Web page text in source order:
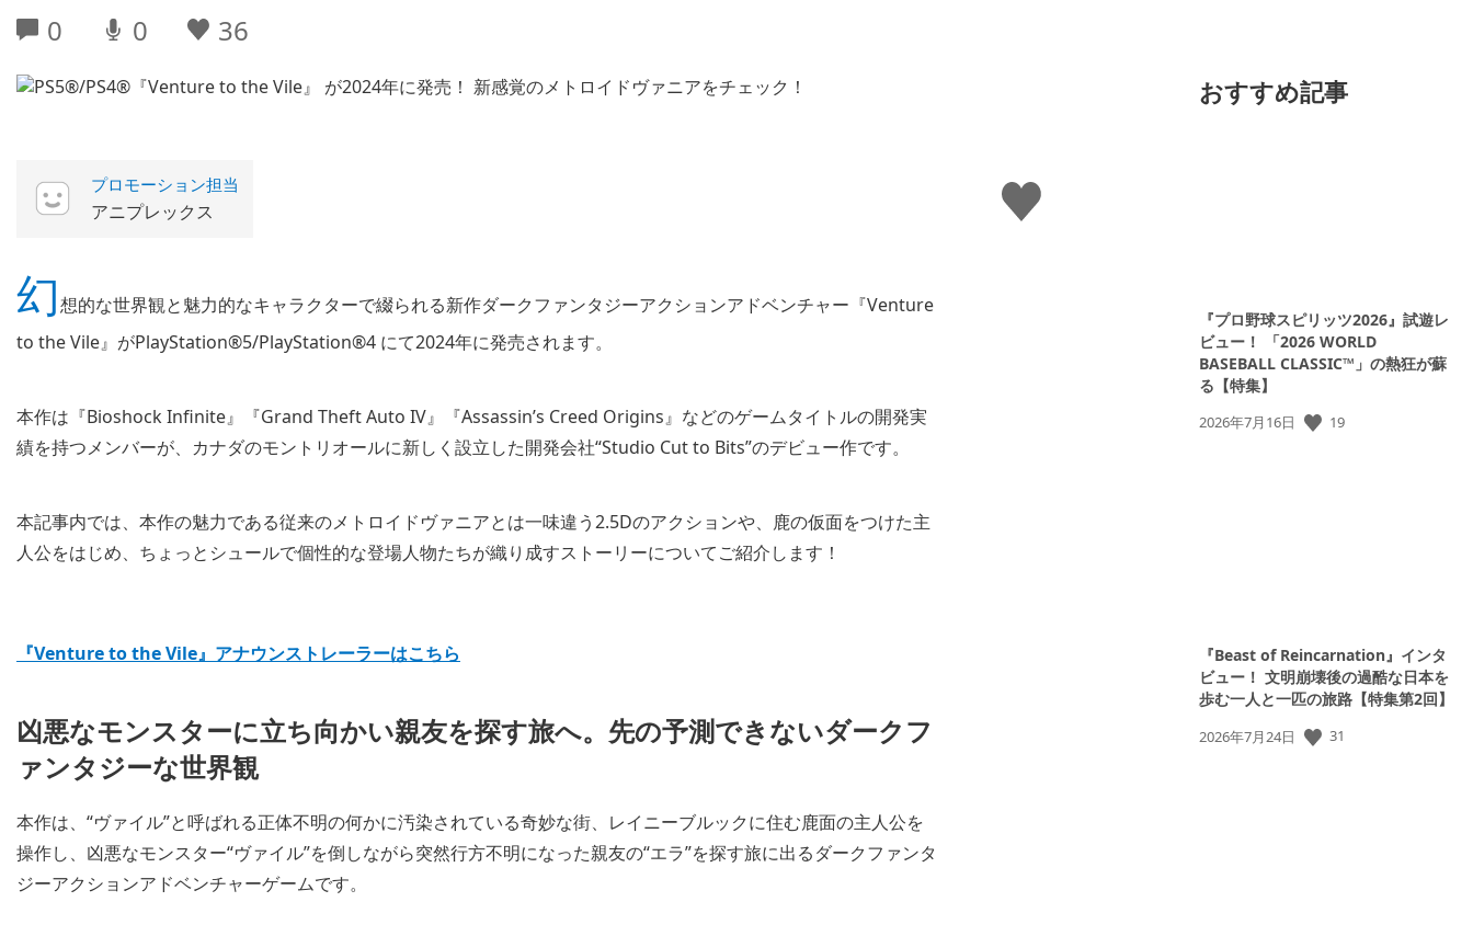
0 0 36
い
い
ね
プロモーション担当
アニプレックス
幻想的な世界観と魅力的なキャラクターで綴られる新作ダークファンタジーアクションアドベンチャー『Venture
to the Vile』がPlayStation®5/PlayStation®4 にて2024年に発売されます。
本作は『Bioshock Infinite』『Grand Theft Auto IV』『Assassin’s Creed Origins』などのゲームタイトルの開発実
績を持つメンバーが、カナダのモントリオールに新しく設立した開発会社“Studio Cut to Bits”のデビュー作です。
本記事内では、本作の魅力である従来のメトロイドヴァニアとは一味違う2.5Dのアクションや、鹿の仮面をつけた主
人公をはじめ、ちょっとシュールで個性的な登場人物たちが織り成すストーリーについてご紹介します！
download
『Venture to the Vile』アナウンストレーラーはこちら
凶悪なモンスターに立ち向かい親友を探す旅へ。先の予測できないダークフ
ァンタジーな世界観
本作は、“ヴァイル”と呼ばれる正体不明の何かに汚染されている奇妙な街、レイニーブルックに住む鹿面の主人公を
操作し、凶悪なモンスター“ヴァイル”を倒しながら突然行方不明になった親友の“エラ”を探す旅に出るダークファンタ
ジーアクションアドベンチャーゲームです。
おすすめ記事
『プロ野球スピリッツ2026』試遊レ
ビュー！ 「2026 WORLD
BASEBALL CLASSIC™」の熱狂が蘇
る【特集】
公
2026年7月16日 19
『Beast of Reincarnation』インタ
ビュー！ 文明崩壊後の過酷な日本を
歩む一人と一匹の旅路【特集第2回】
公
2026年7月24日 31